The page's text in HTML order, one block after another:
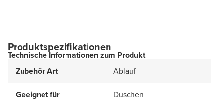
Produktspezifikationen
Technische Informationen zum Produkt
Zubehör Art
Ablauf
Geeignet für Duschen